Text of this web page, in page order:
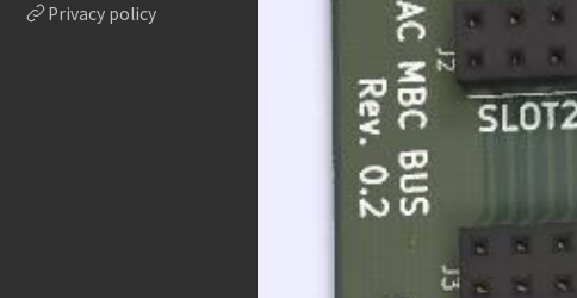
Privacy policy